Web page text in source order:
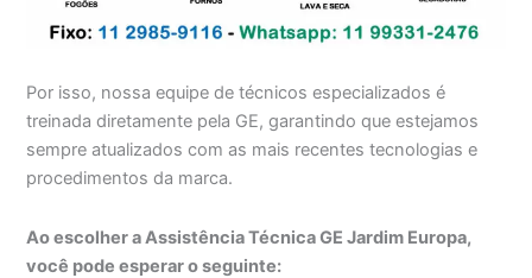
Por isso, nossa equipe de técnicos especializados é
treinada diretamente pela GE, garantindo que estejamos
sempre atualizados com as mais recentes tecnologias e
procedimentos da marca.
Ao escolher a Assistência Técnica GE Jardim Europa,
você pode esperar o seguinte: